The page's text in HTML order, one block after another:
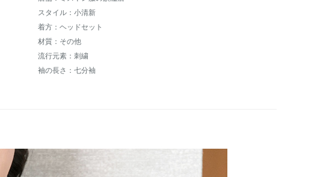
スタイル：小清新
着方：ヘッドセット
材質：その他
流行元素：刺繍
袖の長さ：七分袖